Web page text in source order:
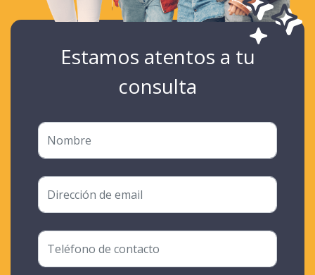
Estamos atentos a tu
consulta